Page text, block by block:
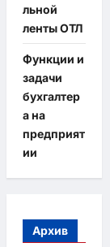
льной
ленты ОТЛ
Функции и
задачи
бухгалтер
а на
предприят
ии
Архив